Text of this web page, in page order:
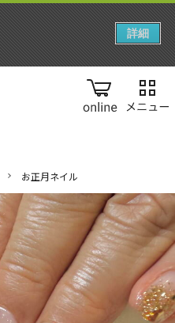
online
お正月ネイル
詳細